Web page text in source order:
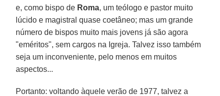
e, como bispo de Roma, um teólogo e pastor muito
lúcido e magistral quase coetâneo; mas um grande
número de bispos muito mais jovens já são agora
"eméritos", sem cargos na Igreja. Talvez isso também
seja um inconveniente, pelo menos em muitos
aspectos...
Portanto: voltando àquele verão de 1977, talvez a